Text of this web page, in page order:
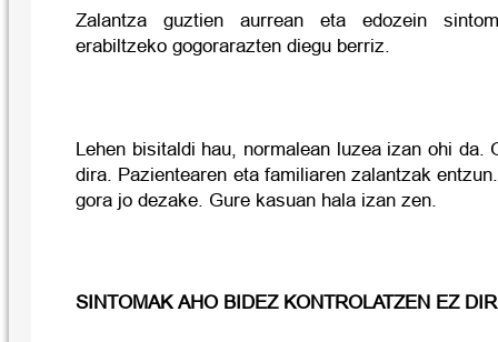
Zalantza guztien aurrean eta edozein
erabiltzeko gogorarazten diegu berriz.
Lehen bisitaldi hau, normalean luzea izan ohi da.
dira. Pazientearen eta familiaren zalantzak
gora jo dezake. Gure kasuan hala izan zen.
SINTOMAK AHO BIDEZ KONTROLATZEN EZ